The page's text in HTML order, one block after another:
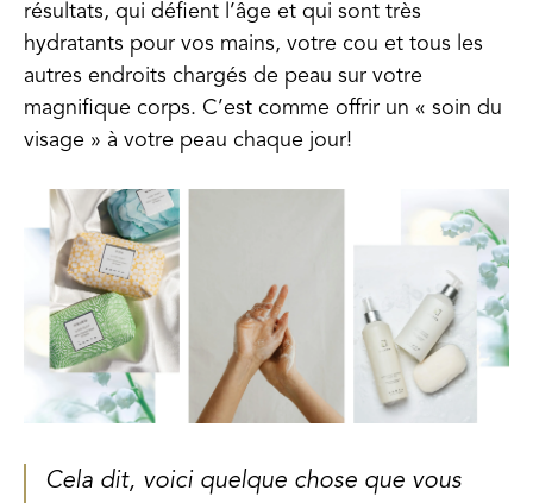
résultats, qui défient l’âge et qui sont très
hydratants pour vos mains, votre cou et tous les
autres endroits chargés de peau sur votre
magnifique corps. C’est comme offrir un « soin du
visage » à votre peau chaque jour!
Cela dit, voici quelque chose que vous